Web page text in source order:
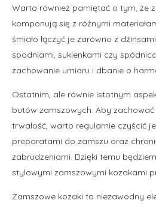
Warto również pamiętać o tym, że
komponują się z różnymi
śmiało łączyć je zarówno z
spodniami, sukienkami czy
zachowanie umiaru i dbanie o
Ostatnim, ale równie istotnym
butów zamszowych. Aby
trwałość, warto regularnie czyścić
preparatami do zamszu oraz
zabrudzeniami. Dzięki temu
stylowymi zamszowymi kozakami
Zamszowe kozaki to niezawodny